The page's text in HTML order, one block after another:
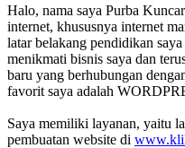
Halo, nama saya Purba
internet, khususnya internet
latar belakang pendidikan
menikmati bisnis saya dan
baru yang berhubungan
favorit saya adalah
Saya memiliki layanan, yaitu
pembuatan website di